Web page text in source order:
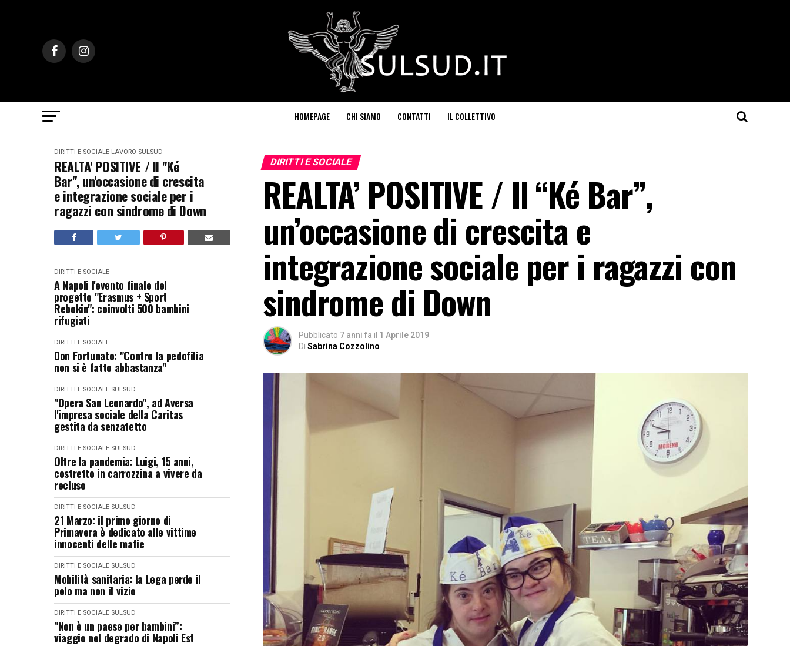
HOMEPAGE CHI SIAMO CONTATTI IL COLLETTIVO
DIRITTI E SOCIALE LAVORO SULSUD
REALTA' POSITIVE / Il "Ké
Bar", un'occasione di crescita
e integrazione sociale per i
ragazzi con sindrome di Down
DIRITTI E SOCIALE
A Napoli l'evento finale del
progetto "Erasmus + Sport
Rebokin": coinvolti 500 bambini
rifugiati
DIRITTI E SOCIALE
Don Fortunato: "Contro la pedofilia
non si è fatto abbastanza"
DIRITTI E SOCIALE SULSUD
"Opera San Leonardo", ad Aversa
l'impresa sociale della Caritas
gestita da senzatetto
DIRITTI E SOCIALE SULSUD
Oltre la pandemia: Luigi, 15 anni,
costretto in carrozzina a vivere da
recluso
DIRITTI E SOCIALE SULSUD
21 Marzo: il primo giorno di
Primavera è dedicato alle vittime
innocenti delle mafie
DIRITTI E SOCIALE SULSUD
Mobilità sanitaria: la Lega perde il
pelo ma non il vizio
DIRITTI E SOCIALE SULSUD
"Non è un paese per bambini”:
viaggio nel degrado di Napoli Est
DIRITTI E SOCIALE
REALTA’ POSITIVE / Il “Ké Bar”,
un’occasione di crescita e
integrazione sociale per i ragazzi con
sindrome di Down
Pubblicato 7 anni fa il 1 Aprile 2019
Di Sabrina Cozzolino